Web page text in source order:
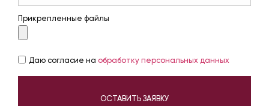
Прикрепленные файлы
Даю согласие на обработку персональных данных
ОСТАВИТЬ ЗАЯВКУ